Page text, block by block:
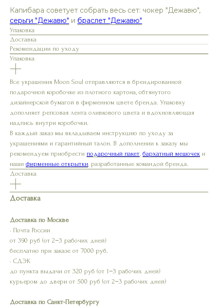
Капибара советует собрать весь сет: чокер "Дежавю",
серьги "Дежавю" и браслет "Дежавю"
Упаковка
Доставка
Рекомендации по уходу
Упаковка
Все украшения Moon Soul отправляются в брендированной
подарочной коробочке из плотного картона, обтянутого
дизайнерской бумагой в фирменном цвете бренда. Упаковку
дополняет репсовая лента оливкового цвета и вдохновляющая
надпись внутри коробочки.
В каждый заказ мы вкладываем инструкцию по уходу за
украшениями и гарантийный талон. В дополнении к заказу мы
рекомендуем приобрести подарочный пакет бархатный мешочек и
наши фирменные открытки , разработанные командой бренда.
Доставка
Доставка
Доставка по Москве
• Почта России
от 390 руб (от 2−3 рабочих дней)
бесплатно при заказе от 7000 руб.
• СДЭК
до пункта выдачи от 320 руб (от 1−3 рабочих дней)
курьером до двери от 500 руб (от 2−3 рабочих дней)
Доставка по Санкт-Петербургу